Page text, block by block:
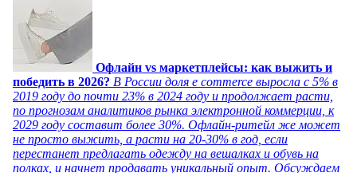
Офлайн vs маркетплейсы: как выжить и
победить в 2026? В России доля e commerce выросла с 5% в
2019 году до почти 23% в 2024 году и продолжает расти,
по прогнозам аналитиков рынка электронной коммерции, к
2029 году составит более 30%. Офлайн-ритейл же может
не просто выжить, а расти на 20-30% в год, если
перестанет предлагать одежду на вешалках и обувь на
полках, и начнет продавать уникальный опыт. Обсуждаем